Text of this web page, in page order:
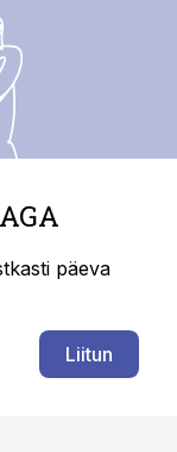
päeva
Liitun